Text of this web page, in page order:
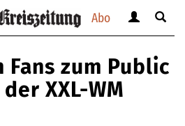
Abo
anzeigen
verbergen
Suche
Fans zum Public
XXL-WM